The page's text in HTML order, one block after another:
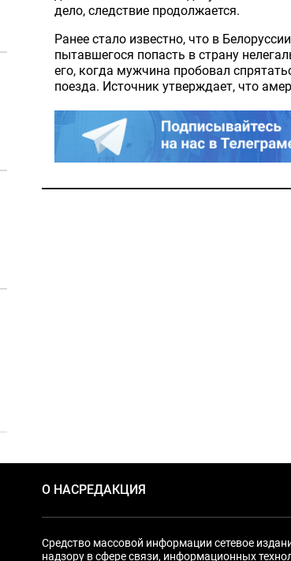
дело, следствие продолжается.
Ранее стало известно, что в Белоруссии
пытавшегося попасть в страну
его, когда мужчина пробовал
поезда. Источник утверждает, что
О НАСРЕДАКЦИЯ
Средство массовой информации сетевое
надзору в сфере связи, информационных